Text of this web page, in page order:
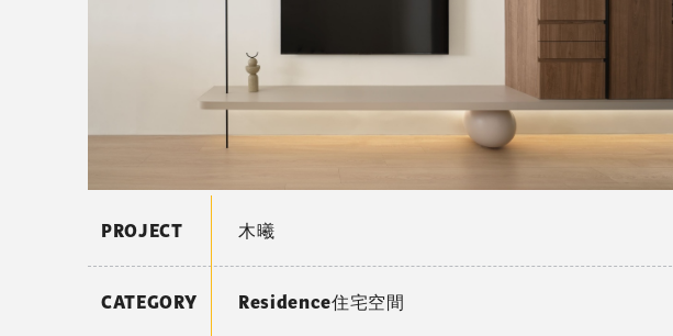
PROJECT 木曦
CATEGORY Residence住宅空間